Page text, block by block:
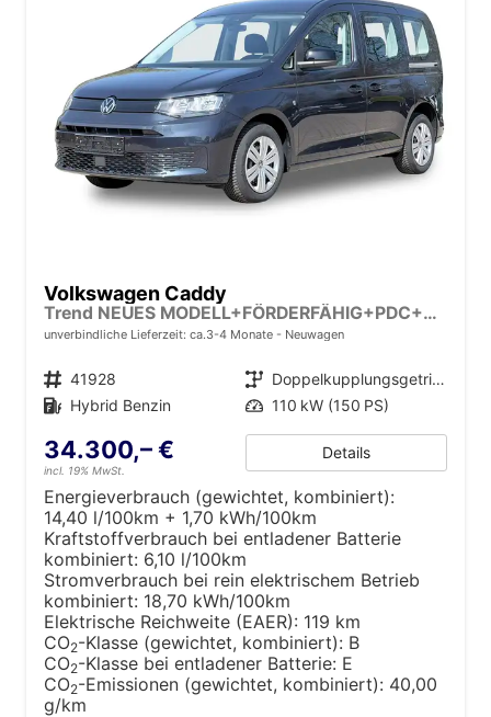
Volkswagen Caddy
Trend NEUES MODELL+FÖRDERFÄHIG+PDC+ACC+LANE ASSIST
unverbindliche Lieferzeit: ca.3-4 Monate Neuwagen
Fahrzeugnr. 41928 Getriebe
Doppelkupplungsgetriebe (DSG)
Kraftstoff Hybrid Benzin Leistung 110 kW (150 PS)
34.300,– €
incl. 19% MwSt.
Details
Energieverbrauch (gewichtet, kombiniert):
14,40 l/100km + 1,70 kWh/100km
Kraftstoffverbrauch bei entladener Batterie
kombiniert: 6,10 l/100km
Stromverbrauch bei rein elektrischem Betrieb
kombiniert: 18,70 kWh/100km
Elektrische Reichweite (EAER): 119 km
CO2-Klasse (gewichtet, kombiniert): B
CO2-Klasse bei entladener Batterie: E
CO2-Emissionen (gewichtet, kombiniert): 40,00
g/km